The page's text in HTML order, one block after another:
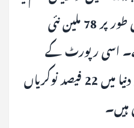
تبدیل ہو سکتی ہیں۔ مجموعی طور پر 78 ملین نئی
اسی رپورٹ کے
مطابق 2030 تک روزگار کی دنیا میں 22 فیصد نوکریاں